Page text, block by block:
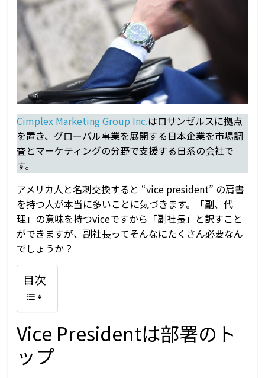
ド、
マ
ン
グ、
出
報
Cimplex Marketing Group Inc.はロサンゼルスに拠点
を置き、グローバル事業を展開する日本企業を市場調
査とマーケティングの分野で支援する日系の会社で
す。
アメリカ人と名刺交換すると “vice president” の肩書
を持つ人が本当に多いことに気づきます。「副、代
理」の意味を持つviceですから「副社長」と訳すこと
ができますが、副社長ってそんなにたくさん必要なん
でしょうか？
目次
Vice Presidentは部署のト
ップ